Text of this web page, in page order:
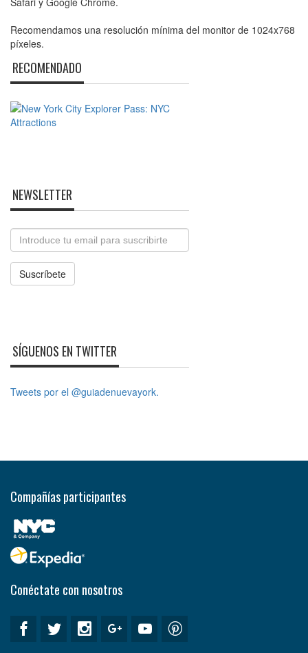
Recomendamos una resolución mínima del monitor de 1024x768
píxeles.
RECOMENDADO
NEWSLETTER
Email
Suscríbete
SÍGUENOS EN TWITTER
Tweets por el @guiadenuevayork.
Compañías participantes
Conéctate con nosotros